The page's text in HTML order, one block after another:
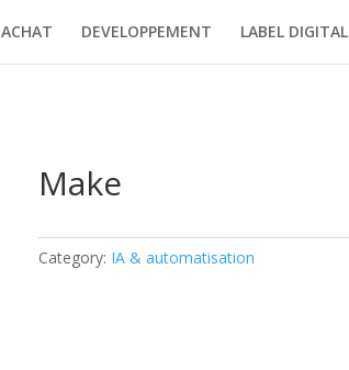
ACHAT DEVELOPPEMENT LABEL DIGITAL
Make
Category: IA & automatisation